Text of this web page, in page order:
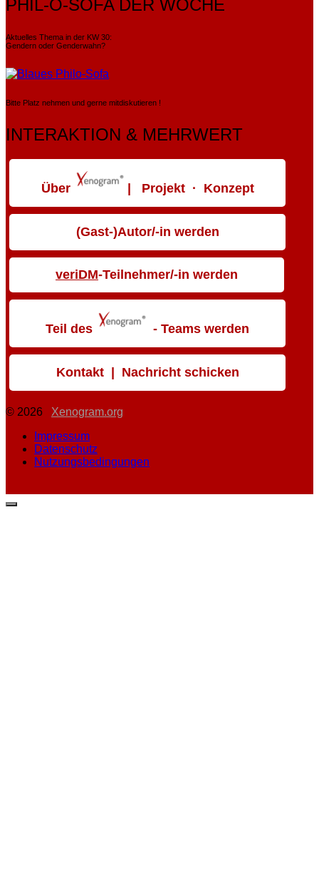
PHIL-O-SOFA DER WOCHE
Aktuelles Thema in der KW 30:
Gendern oder Genderwahn?
Bitte Platz nehmen und gerne mitdiskutieren !
INTERAKTION & MEHRWERT
Über | Projekt · Konzept
(Gast-)Autor/-in werden
veriDM-Teilnehmer/-in werden
Teil des - Teams werden
Kontakt | Nachricht schicken
© 2026
Xenogram.org
Impressum
Datenschutz
Nutzungsbedingungen